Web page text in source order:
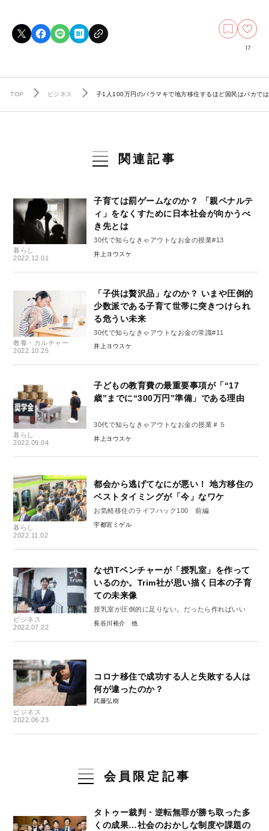
17
TOP ビジネス 子1人100万円のバラマキで地方移住するほど国民はバカで
関連記事
暮らし
2022.12.01
子育ては罰ゲームなのか？ 「親ペナルテ
ィ」をなくすために日本社会が向かうべ
き先とは
30代で知らなきゃアウトなお金の授業#13
井上ヨウスケ
教養・カルチャー
2022.10.25
「子供は贅沢品」なのか？ いまや圧倒的
少数派である子育て世帯に突きつけられ
る危うい未来
30代で知らなきゃアウトなお金の常識#11
井上ヨウスケ
暮らし
2022.09.04
子どもの教育費の最重要事項が「“17
歳”までに“300万円”準備」である理由
30代で知らなきゃアウトなお金の授業＃５
井上ヨウスケ
暮らし
2022.11.02
都会から逃げてなにが悪い！ 地方移住の
ベストタイミングが「今」なワケ
お気軽移住のライフハック100 前編
宇都宮ミゲル
ビジネス
2022.07.22
なぜITベンチャーが「授乳室」を作って
いるのか。Trim社が思い描く日本の子育
ての未来像
授乳室が圧倒的に足りない。だったら作ればいい
長谷川裕介
ビジネス
2022.06.23
コロナ移住で成功する人と失敗する人は
何が違ったのか？
武藤弘樹
会員限定記事
タトゥー裁判・逆転無罪が勝ち取った多
くの成果…社会のおかしな制度や課題の